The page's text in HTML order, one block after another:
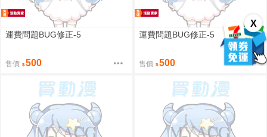
X
運費問題BUG修正-5
售價 500
運費問題BUG修正-5
售價 500